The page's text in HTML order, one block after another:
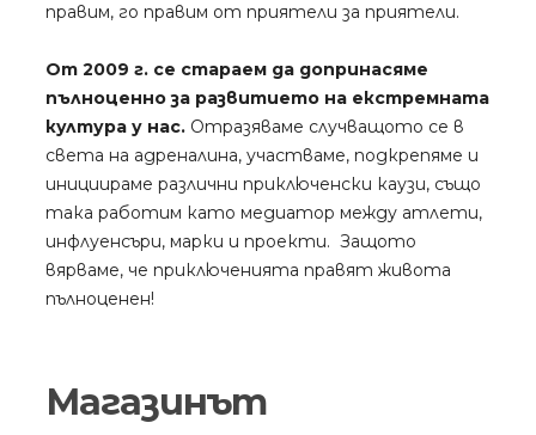
правим, го правим от приятели за приятели.
От 2009 г. се стараем да допринасяме
пълноценно за развитието на екстремната
култура у нас. Отразяваме случващото се в
света на адреналина, участваме, подкрепяме и
инициираме различни приключенски каузи, също
така работим като медиатор между атлети,
инфлуенсъри, марки и проекти. Защото
вярваме, че приключенията правят живота
пълноценен!
Магазинът